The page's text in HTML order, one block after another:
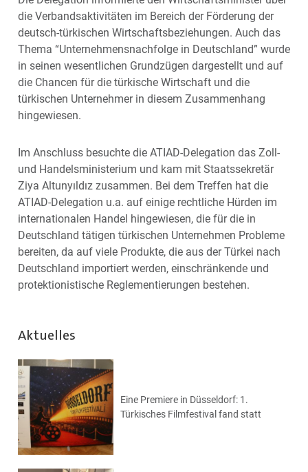
die Verbandsaktivitäten im Bereich der Förderung der
deutsch-türkischen Wirtschaftsbeziehungen. Auch das
Thema “Unternehmensnachfolge in Deutschland” wurde
in seinen wesentlichen Grundzügen dargestellt und auf
die Chancen für die türkische Wirtschaft und die
türkischen Unternehmer in diesem Zusammenhang
hingewiesen.
Im Anschluss besuchte die ATIAD-Delegation das Zoll-
und Handelsministerium und kam mit Staatssekretär
Ziya Altunyıldız zusammen. Bei dem Treffen hat die
ATIAD-Delegation u.a. auf einige rechtliche Hürden im
internationalen Handel hingewiesen, die für die in
Deutschland tätigen türkischen Unternehmen Probleme
bereiten, da auf viele Produkte, die aus der Türkei nach
Deutschland importiert werden, einschränkende und
protektionistische Reglementierungen bestehen.
Aktuelles
Eine Premiere in Düsseldorf: 1.
Türkisches Filmfestival fand statt